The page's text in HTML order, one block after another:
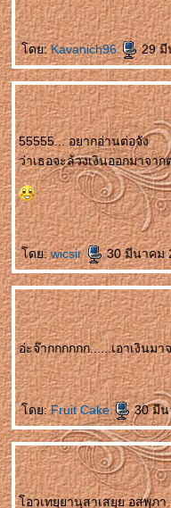
ดย:Kavanich96 29 มี
55555... อยากอ่านต่อจัง
ว่าเธอจะล้วงเงินออกมาจา
ดย:wicsir 30 มีนาคม
อ่ะจ๊ากกกกกก......เอาเงินม
ดย:Fruit Cake 30 มีน
อวเทยฺยานุสาเสยฺย อสพฺภ